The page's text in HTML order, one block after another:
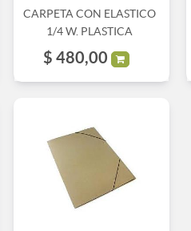
CARPETA CON ELASTICO
1/4 W. PLASTICA
$ 480,00